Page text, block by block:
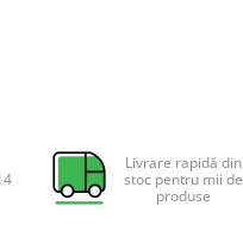
Livrare rapidă din
stoc pentru mii de
produse